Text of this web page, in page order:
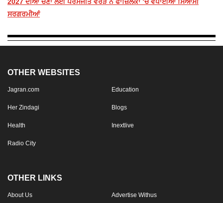
2027 ਦੀਆਂ ਚੋਣਾਂ ਲਈ ਪਰਮਜੀਤ ਵੈਰੜ ਨੇ ਫਾਜ਼ਿਲਕਾ ’ਚ ਵਧਾਈਆਂ ਸਿਆਸੀ
ਸਰਗਰਮੀਆਂ
OTHER WEBSITES
Jagran.com Education
Her Zindagi Blogs
Health Inextlive
Radio City
OTHER LINKS
About Us Advertise Withus